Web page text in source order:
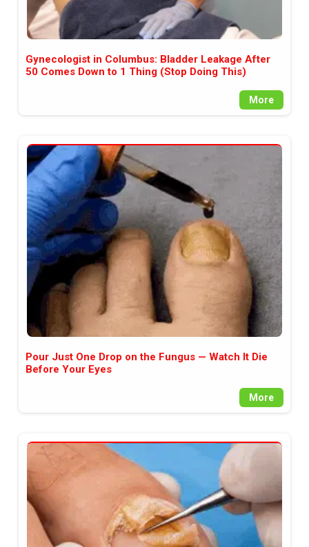
Gynecologist in Columbus: Bladder Leakage After
50 Comes Down to 1 Thing (Stop Doing This)
More
Pour Just One Drop on the Fungus — Watch It Die
Before Your Eyes
More